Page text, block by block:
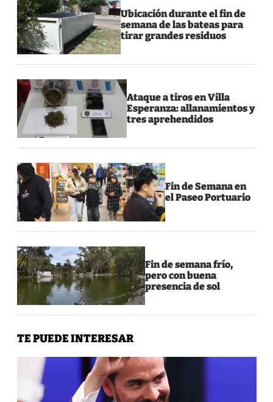
Ubicación durante el fin de
semana de las bateas para
tirar grandes residuos
Ataque a tiros en Villa
Esperanza: allanamientos y
tres aprehendidos
Fin de Semana en
el Paseo Portuario
Fin de semana frío,
pero con buena
presencia de sol
TE PUEDE INTERESAR